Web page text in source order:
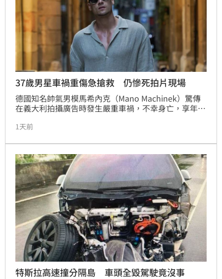
37歲男星車禍重傷急搶救 仍慘死拍片現場
德國知名帥氣男模馬希內克（Mano Machinek）驚傳
在義大利拍攝廣告時發生嚴重車禍，不幸身亡，享年37
行經彎道時，因不明原因失控撞擊樹木，導致車體嚴重
遺憾宣告不治。目前當地警方已介入調查，由於事故發
生時廣告拍攝尚未正式開始，車輛失控的確切主因仍待
進一步釐清。
1天前
特斯拉高速撞分隔島 車頭全毀駕駛竟沒事